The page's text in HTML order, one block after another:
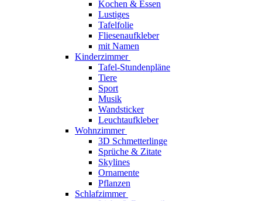
Kochen & Essen
Lustiges
Tafelfolie
Fliesenaufkleber
mit Namen
Kinderzimmer
Tafel-Stundenpläne
Tiere
Sport
Musik
Wandsticker
Leuchtaufkleber
Wohnzimmer
3D Schmetterlinge
Sprüche & Zitate
Skylines
Ornamente
Pflanzen
Schlafzimmer